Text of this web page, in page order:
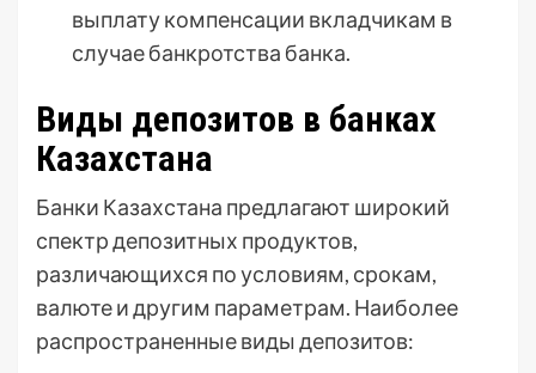
выплату компенсации вкладчикам в
случае банкротства банка.
Виды депозитов в банках
Казахстана
Банки Казахстана предлагают широкий
спектр депозитных продуктов,
различающихся по условиям, срокам,
валюте и другим параметрам. Наиболее
распространенные виды депозитов: